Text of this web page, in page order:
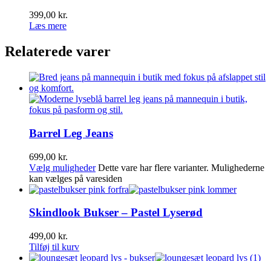
399,00 kr.
Læs mere
Relaterede varer
Barrel Leg Jeans
699,00 kr.
Vælg muligheder Dette vare har flere varianter. Mulighederne
kan vælges på varesiden
Skindlook Bukser – Pastel Lyserød
499,00 kr.
Tilføj til kurv